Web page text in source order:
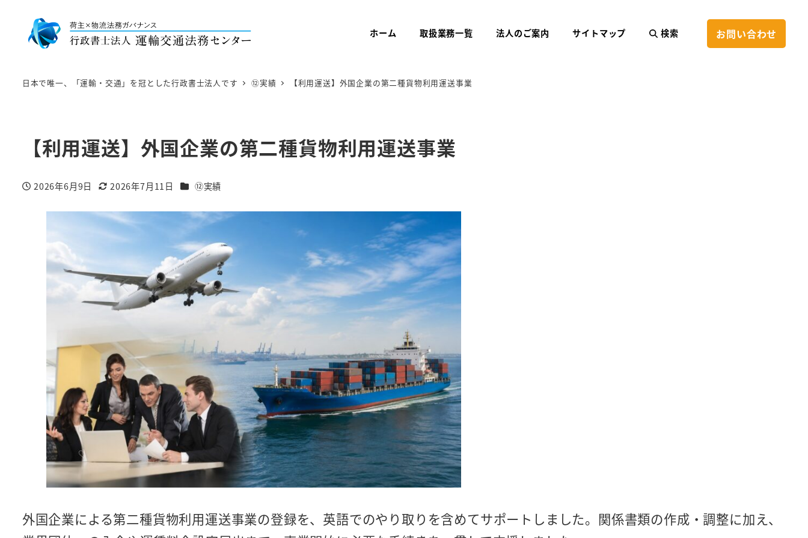
ホーム 取扱業務一覧 法人のご案内 サイトマップ 検索 お問い合わせ
日本で唯一、「運輸・交通」を冠とした行政書士法人です ⑫実績 【利用運送】外国企業の第二種貨物利用運送事業
【利用運送】外国企業の第二種貨物利用運送事業
投稿日
2026年6月9日
更新日
2026年7月11日 カテゴリー
⑫実績
外国企業による第二種貨物利用運送事業の登録を、英語でのやり取りを含めてサポートしました。関係書類の作成・調整に加え、